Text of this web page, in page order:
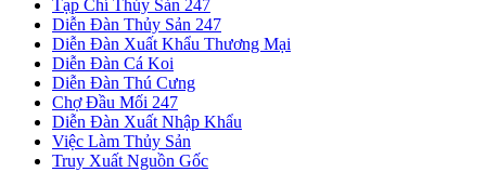
Tạp Chí Thủy Sản 247
Diễn Đàn Thủy Sản 247
Diễn Đàn Xuất Khẩu Thương Mại
Diễn Đàn Cá Koi
Diễn Đàn Thú Cưng
Chợ Đầu Mối 247
Diễn Đàn Xuất Nhập Khẩu
Việc Làm Thủy Sản
Truy Xuất Nguồn Gốc